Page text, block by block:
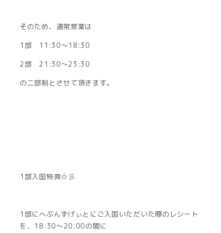
そのため、通常営業は
1部 11:30～18:30
2部 21:30～23:30
の二部制とさせて頂きます。
1部入国特典☆彡
1部にへぶんずげぃとにご入国いただいた際のレシート
を、18:30～20:00の間に